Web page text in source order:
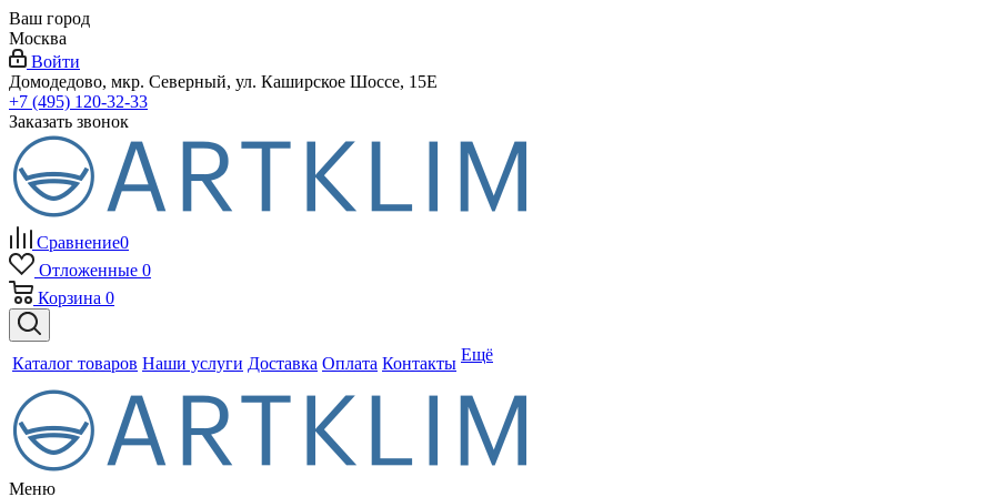
Ваш город
Москва
Войти
Домодедово, мкр. Северный, ул. Каширское Шоссе, 15Е
+7 (495) 120-32-33
Заказать звонок
Сравнение0
Отложенные 0
Корзина 0
Каталог товаров Наши услуги Доставка Оплата Контакты Ещё
Меню